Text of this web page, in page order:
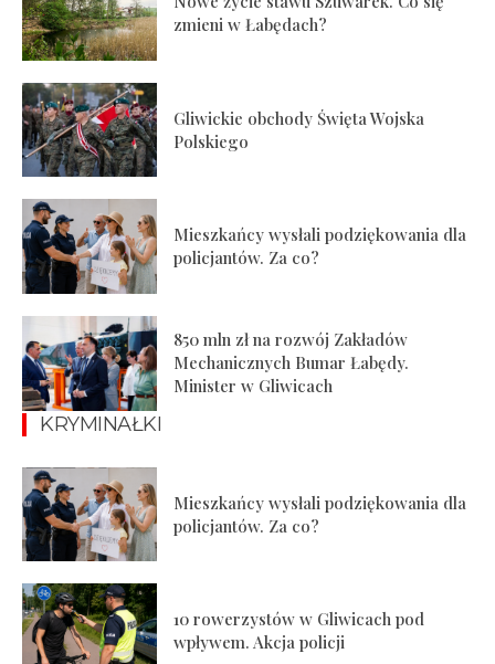
zmieni w Łabędach?
Gliwickie obchody Święta Wojska
Polskiego
Mieszkańcy wysłali podziękowania dla
policjantów. Za co?
850 mln zł na rozwój Zakładów
Mechanicznych Bumar Łabędy.
Minister w Gliwicach
KRYMINAŁKI
Mieszkańcy wysłali podziękowania dla
policjantów. Za co?
10 rowerzystów w Gliwicach pod
wpływem. Akcja policji